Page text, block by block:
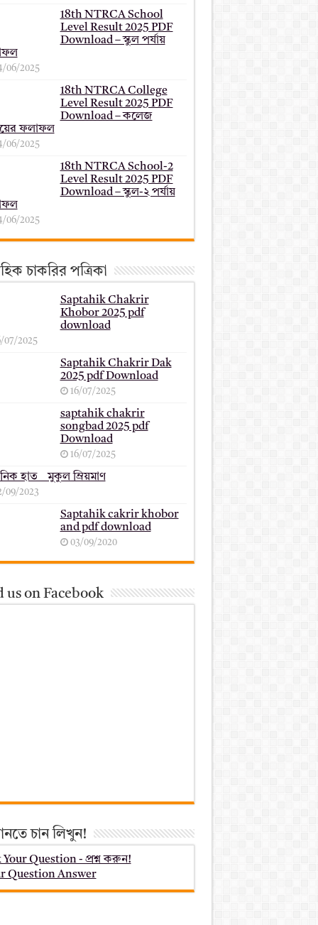
18th NTRCA School
Level Result 2025 PDF
Download – স্কুল পর্যায়
06/2025
18th NTRCA College
Level Result 2025 PDF
Download – কলেজ
ফলাফল
06/2025
18th NTRCA School-2
Level Result 2025 PDF
Download – স্কুল-২ পর্যায়
06/2025
চাকরির পত্রিকা
Saptahik Chakrir
Khobor 2025 pdf
download
07/2025
Saptahik Chakrir Dak
2025 pdf Download
16/07/2025
saptahik chakrir
songbad 2025 pdf
Download
16/07/2025
হাত _ মুকুল ম্রিয়মাণ
09/2023
Saptahik cakrir khobor
and pdf download
03/09/2020
us on Facebook
চান লিখুন!
Your Question - প্রশ্ন করুন!
Question Answer